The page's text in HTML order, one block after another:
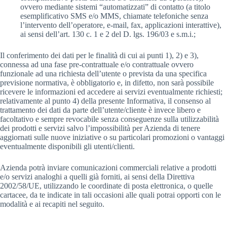
ovvero mediante sistemi “automatizzati” di contatto (a titolo
esemplificativo SMS e/o MMS, chiamate telefoniche senza
l’intervento dell’operatore, e-mail, fax, applicazioni interattive),
ai sensi dell’art. 130 c. 1 e 2 del D. lgs. 196/03 e s.m.i.;
Il conferimento dei dati per le finalità di cui ai punti 1), 2) e 3),
connessa ad una fase pre-contrattuale e/o contrattuale ovvero
funzionale ad una richiesta dell’utente o prevista da una specifica
previsione normativa, è obbligatorio e, in difetto, non sarà possibile
ricevere le informazioni ed accedere ai servizi eventualmente richiesti;
relativamente al punto 4) della presente Informativa, il consenso al
trattamento dei dati da parte dell’utente/cliente è invece libero e
facoltativo e sempre revocabile senza conseguenze sulla utilizzabilità
dei prodotti e servizi salvo l’impossibilità per Azienda di tenere
aggiornati sulle nuove iniziative o su particolari promozioni o vantaggi
eventualmente disponibili gli utenti/clienti.
Azienda potrà inviare comunicazioni commerciali relative a prodotti
e/o servizi analoghi a quelli già forniti, ai sensi della Direttiva
2002/58/UE, utilizzando le coordinate di posta elettronica, o quelle
cartacee, da te indicate in tali occasioni alle quali potrai opporti con le
modalità e ai recapiti nel seguito.